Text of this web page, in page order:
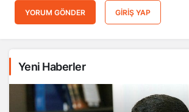
YORUM GÖNDER GIRIŞ YAP
Yeni Haberler